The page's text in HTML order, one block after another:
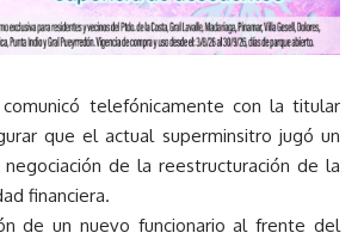
telefónicamente con la titular
que el actual superminsitro jugó un
de la reestructuración de la
financiera.
de un nuevo funcionario al frente del